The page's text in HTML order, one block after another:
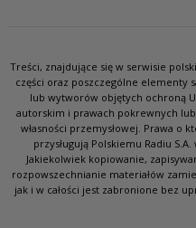
Treści, znajdujące się w serwisie
części oraz poszczególne elementy
lub wytworów objętych ochroną
autorskim i prawach pokrewnych
własności przemysłowej. Prawa o
przysługują Polskiemu Radiu
Jakiekolwiek kopiowanie,
rozpowszechnianie materiałów
jak i w całości jest zabronione bez